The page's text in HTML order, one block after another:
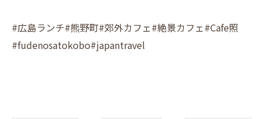
#広島ランチ#熊野町#郊外カフェ#絶景カフェ#Cafe照
#fudenosatokobo#japantravel